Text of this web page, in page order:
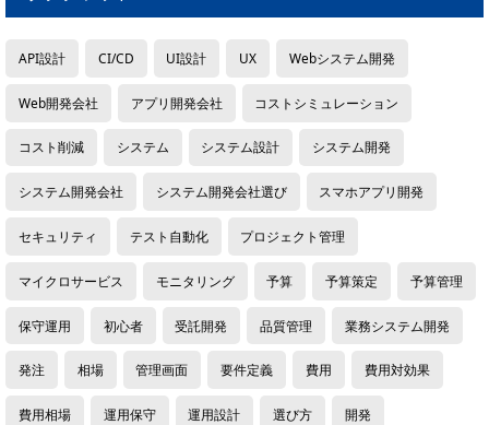
API設計 CI/CD UI設計 UX Webシステム開発
Web開発会社 アプリ開発会社 コストシミュレーション
コスト削減 システム システム設計 システム開発
システム開発会社 システム開発会社選び スマホアプリ開発
セキュリティ テスト自動化 プロジェクト管理
マイクロサービス モニタリング 予算 予算策定 予算管理
保守運用 初心者 受託開発 品質管理 業務システム開発
発注 相場 管理画面 要件定義 費用 費用対効果
費用相場 運用保守 運用設計 選び方 開発